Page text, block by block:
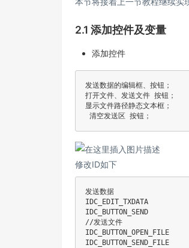
2.1 添加控件及变量
添加控件
发送数据的编辑框、按钮；
打开文件、发送文件 按钮；
显示文件路径静态文本框；
修改ID如下
发送数据
IDC_EDIT_TXDATA
//发送文件
IDC_BUTTON_OPEN_FILE
IDC_BUTTON_SEND_FILE